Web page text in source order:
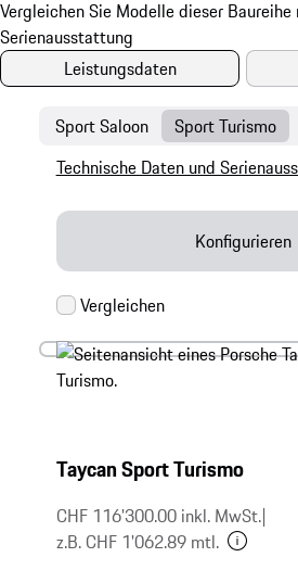
Leistungsdaten
Sport Saloon Sport Turismo
Taycan Sport Turismo
CHF 116'300.00 inkl. MwSt.|
z.B. CHF 1'062.89 mtl.
Technische Daten und
Konfigurieren